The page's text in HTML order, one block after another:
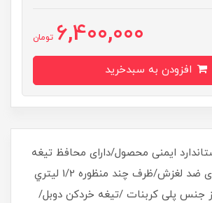
6,400,000 تومان
استاندارد ایمنی محصول/دارای محافظ تیغه
ها/دارای پایه های ضد لغزش/ظرف چند منظوره 1/2 لیتري
جنس پلی کربنات /تیغه خردکن دوبل/